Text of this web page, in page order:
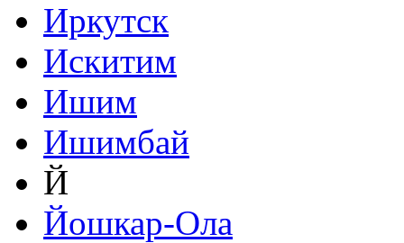
Иркутск
Искитим
Ишим
Ишимбай
Й
Йошкар-Ола